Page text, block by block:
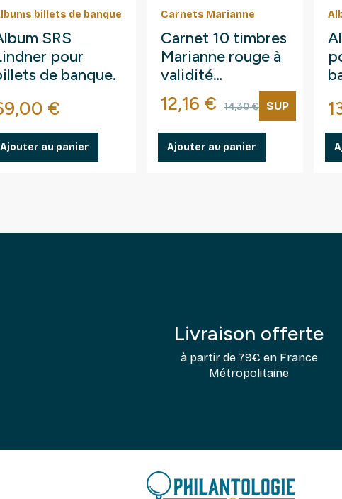
billets de banque
SRS
pour
de banque.
€
Ajouter au panier
Carnets Marianne
Carnet 10 timbres
Marianne rouge à
validité
permanente.
Prix
12,16 € Prix de base
14,30 € SUP
Ajouter au panier
Livraison offerte
à partir de 79€ en France
Métropolitaine